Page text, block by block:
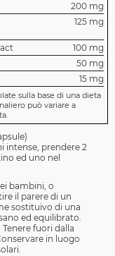
200 mg
125 mg
100 mg
50 mg
15 mg
sulla base di una dieta
può variare a
intense, prendere 2
ed uno nel
bambini, o
il parere di un
sostituivo di una
ed equilibrato.
fuori dalla
in luogo